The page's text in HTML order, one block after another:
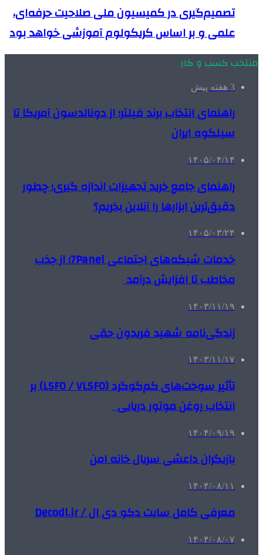
تصمیم‌گیری در کمیسیون ملی صلاحیت حرفه‌ای،
علمی و بر اساس کریکولوم آموزشی خواهد بود
منتخب کسب و کار
3 هفته پیش
راهنمای انتخاب برند فیلتر؛ از دونالدسون آمریکا تا
سیلکوه ایران
۱۴۰۵/۰۴/۱۴
راهنمای جامع خرید تجهیزات اندازه گیری؛ چطور
دقیق‌ترین ابزارها را آنلاین بخریم؟
۱۴۰۵/۰۳/۲۴
خدمات شبکه‌های اجتماعی 7Panel؛ از جذب
مخاطب تا افزایش درآمد
۱۴۰۳/۱۱/۱۹
زندگی‌نامه شهید فریدون حقی
۱۴۰۳/۱۱/۱۷
تأثیر سوخت‌های کم‌گوگرد (LSFO / VLSFO) بر
انتخاب روغن موتور دریایی
۱۴۰۴/۰۹/۱۹
بازیگران داعشی سریال خانه امن
۱۴۰۴/۰۸/۱۱
معرفی کامل سایت دکو دی ال / Decodl.ir
۱۴۰۴/۰۸/۰۷